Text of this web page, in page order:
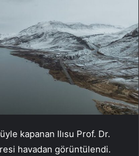
kapanan Ilısu Prof. Dr.
havadan görüntülendi.